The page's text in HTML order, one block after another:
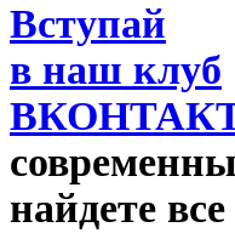
Вступай
в наш клуб
найдете